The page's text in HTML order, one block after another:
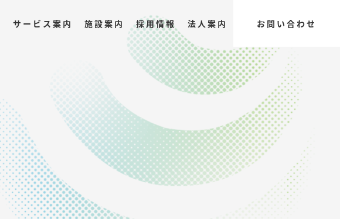
サービス案内 施設案内 採用情報 法人案内 お問い合わせ